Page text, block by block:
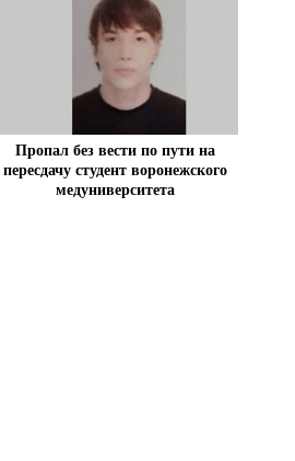
Пропал без вести по пути на
пересдачу студент воронежского
медуниверситета